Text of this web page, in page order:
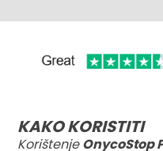
KAKO KORISTITI
KorištenjeOnycoStop